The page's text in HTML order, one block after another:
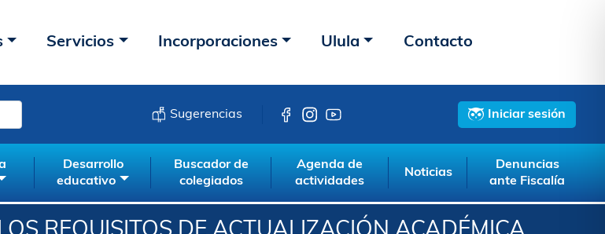
Servicios Incorporaciones Ulula Contacto
Sugerencias Iniciar sesión
Desarrollo
educativo
Buscador de
colegiados
Agenda de
actividades
Noticias
Denuncias
ante Fiscalía